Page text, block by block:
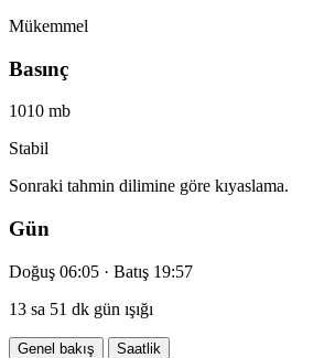
Mükemmel
Basınç
1010 mb
Stabil
Sonraki tahmin dilimine göre kıyaslama.
Gün
Doğuş 06:05 · Batış 19:57
13 sa 51 dk gün ışığı
Genel bakış
Saatlik